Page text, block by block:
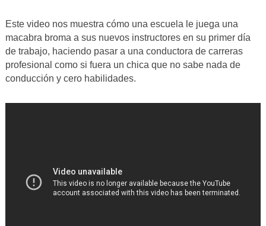
Este video nos muestra cómo una escuela le juega una
macabra broma a sus nuevos instructores en su primer día
de trabajo, haciendo pasar a una conductora de carreras
profesional como si fuera un chica que no sabe nada de
conducción y cero habilidades.